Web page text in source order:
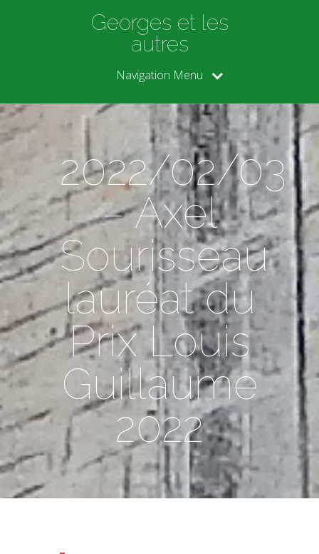
Georges et les
autres
Navigation Menu
2022/02/03
– Axel
Sourisseau
lauréat du
Prix Louis
Guillaume
2022